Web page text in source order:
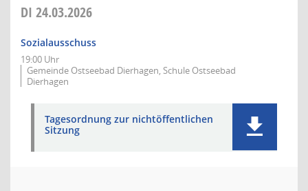
DI 24.03.2026
Sozialausschuss
19:00 Uhr
Gemeinde Ostseebad Dierhagen, Schule Ostseebad
Dierhagen
Tagesordnung zur nichtöffentlichen
Sitzung